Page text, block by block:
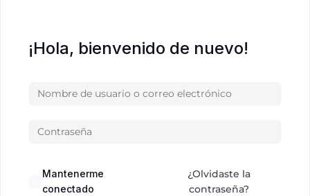
¡Hola, bienvenido de nuevo!
Mantenerme
conectado
¿Olvidaste la
contraseña?